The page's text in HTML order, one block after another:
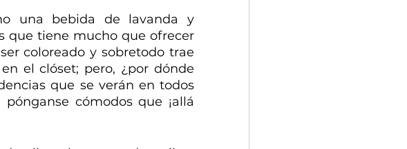
una bebida de lavanda y
que tiene mucho que ofrecer
coloreado y sobretodo trae
el clóset; pero, ¿por dónde
que se verán en todos
cómodos que ¡allá